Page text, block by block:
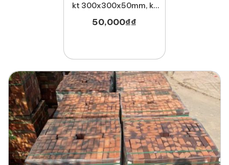
kt 300x300x50mm, kt
400x400x50mm MT-
GCX00005
50,000₫₫